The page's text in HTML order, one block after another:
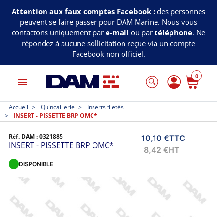
Attention aux faux comptes Facebook : des personnes
peuvent se faire passer pour DAM Marine. Nous vous
contactons uniquement par e-mail ou par téléphone. Ne
répondez à aucune sollicitation reçue via un compte
Facebook non officiel.
menu
0
Accueil Quincaillerie
Inserts filetés
INSERT - PISSETTE BRP OMC*
Réf. DAM :0321885
INSERT - PISSETTE BRP OMC*
10,10 €TTC
8,42 €HT
DISPONIBLE